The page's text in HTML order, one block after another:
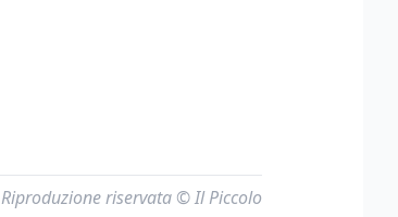
Riproduzione riservata © Il Piccolo